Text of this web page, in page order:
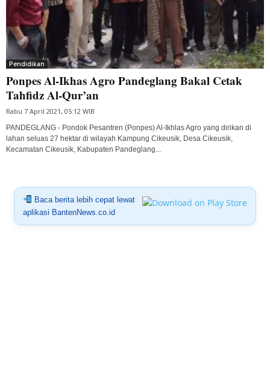
Pendidikan
Ponpes Al-Ikhas Agro Pandeglang Bakal Cetak
Tahfidz Al-Qur’an
Rabu 7 April 2021, 05:12 WIB
PANDEGLANG - Pondok Pesantren (Ponpes) Al-Ikhlas Agro yang dirikan di
lahan seluas 27 hektar di wilayah Kampung Cikeusik, Desa Cikeusik,
Kecamatan Cikeusik, Kabupaten Pandeglang...
Baca berita lebih cepat lewat
aplikasi BantenNews.co.id